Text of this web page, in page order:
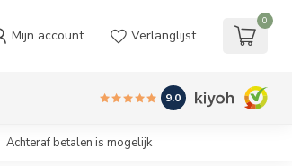
Mijn account Verlanglijst
0
9.0
Achteraf betalen is mogelijk